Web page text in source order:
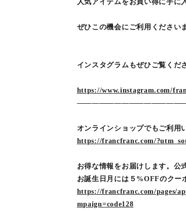
人気アイテムをお買い得に手に
ぜひこの機会にご利用ください
インスタグラムもぜひご覧くだ
https://www.instagram.com/
オンラインショップでもご利用
https://francfranc.com/
お得な情報をお届けします。公
お誕生日月には５%OFFのクー
https://francfranc.com/pages/
mpaign=code128